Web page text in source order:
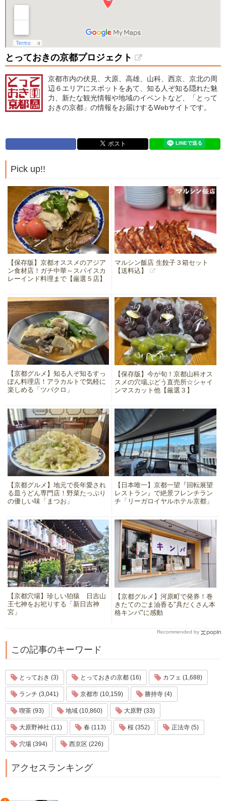
とっておきの京都プロジェクト
京都市内の伏見、大原、高雄、山科、西京、京北の周
辺６エリアにスポットをあて、知る人ぞ知る隠れた魅
力、新たな観光情報や地域のイベントなど、「とって
おきの京都」の情報をお届けするWebサイトです。
Pick up!!
【保存版】京都オススメのアジア
ン食材店！ガチ中華～スパイスカ
レーインド料理まで【厳選５店】
マルシン飯店 生餃子３箱セット
【送料込】
【京都グルメ】知る人ぞ知るすっ
ぽん料理店！アラカルトで気軽に
楽しめる「ツバクロ」
【保存版】今が旬！京都山科オス
スメの穴場ぶどう直売所☆シャイ
ンマスカット他【厳選３】
【京都グルメ】地元で長年愛され
る皿うどん専門店！野菜たっぷり
の優しい味「まつお」
【日本唯一】京都一望『回転展望
レストラン』で絶景フレンチラン
チ「リーガロイヤルホテル京都」
【京都穴場】珍しい狛猿 日吉山
王七神をお祀りする「新日吉神
宮」
【京都グルメ】河原町で発券！巻
きたてのごま油香る"具だくさん本
格キンパ"に感動
Recommended by
この記事のキーワード
とっておき (3) とっておきの京都 (16) カフェ (1,688)
ランチ (3,041) 京都市 (10,159) 勝持寺 (4)
喫茶 (93) 地域 (10,860) 大原野 (33)
大原野神社 (11) 春 (113) 桜 (352) 正法寺 (5)
穴場 (394) 西京区 (226)
アクセスランキング